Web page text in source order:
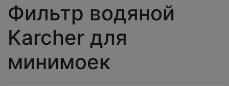
Фильтр водяной
Karcher для
минимоек